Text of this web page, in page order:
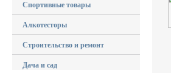
Спортивные товары
Алкотесторы
Строительство и ремонт
Дача и сад